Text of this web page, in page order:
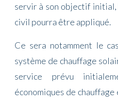
servir à son objectif initial,
civil pourra être appliqué.
Ce sera notamment le
système de chauffage
service prévu
économiques de chauffage